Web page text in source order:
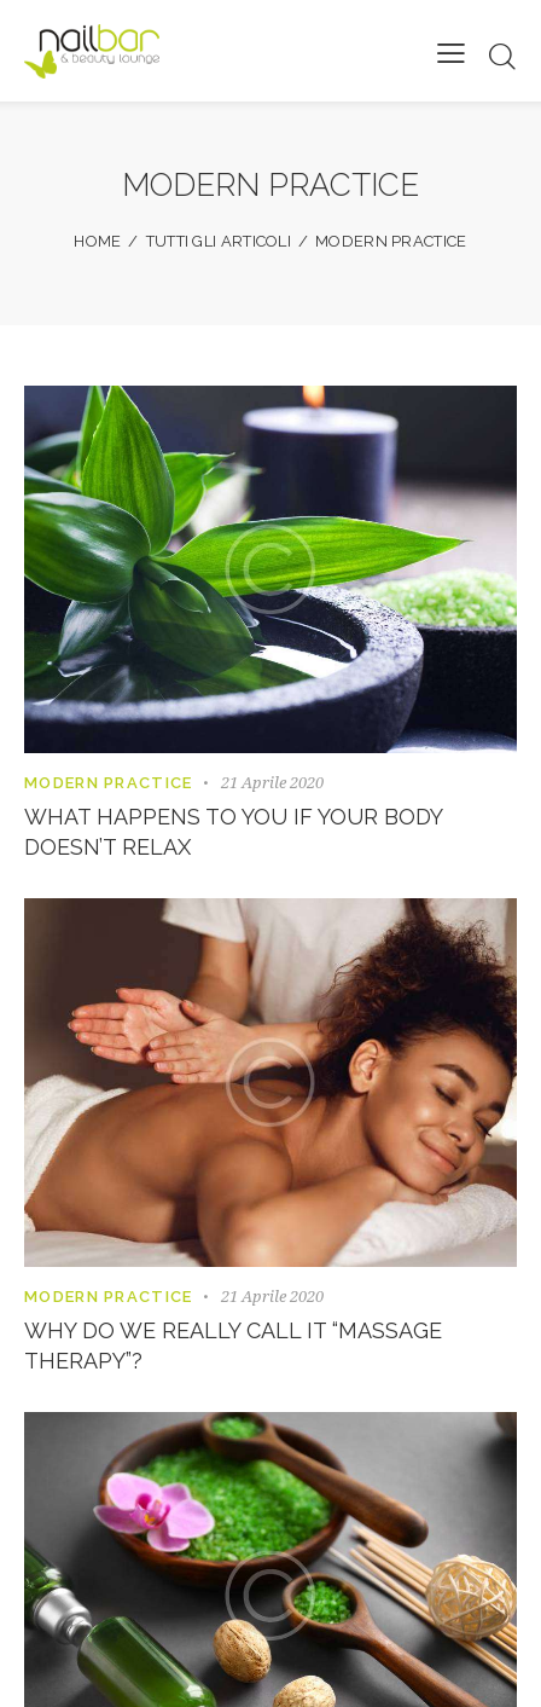
MODERN PRACTICE
HOME TUTTI GLI ARTICOLI MODERN PRACTICE
MODERN PRACTICE 21 Aprile 2020
WHAT HAPPENS TO YOU IF YOUR BODY
DOESN’T RELAX
MODERN PRACTICE 21 Aprile 2020
WHY DO WE REALLY CALL IT “MASSAGE
THERAPY”?